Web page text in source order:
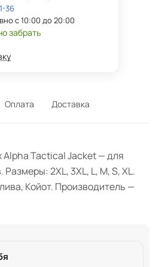
36
с 10:00 до 20:00
забрать
Оплата Доставка
Alpha Tactical Jacket — для
2XL, 3XL, L, M, S, XL.
Койот. Производитель —